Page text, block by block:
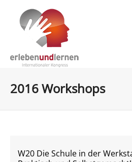
2016 Workshops
W20 Die Schule in der